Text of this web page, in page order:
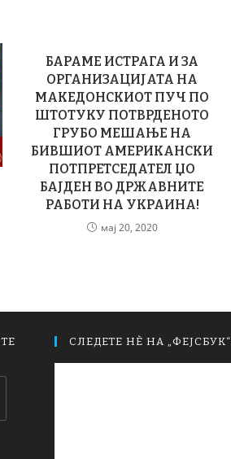
БАРАМЕ ИСТРАГА И ЗА
ОРГАНИЗАЦИЈАТА НА
МАКЕДОНСКИОТ ПУЧ ПО
ШТОТУКУ ПОТВРДЕНОТО
ГРУБО МЕШАЊЕ НА
БИВШИОТ АМЕРИКАНСКИ
ПОТПРЕТСЕДАТЕЛ ЏО
БАЈДЕН ВО ДРЖАВНИТЕ
РАБОТИ НА УКРАИНА!
мај 20, 2020
СЛЕДЕТЕ НЀ НА „ФЕЈСБУК“